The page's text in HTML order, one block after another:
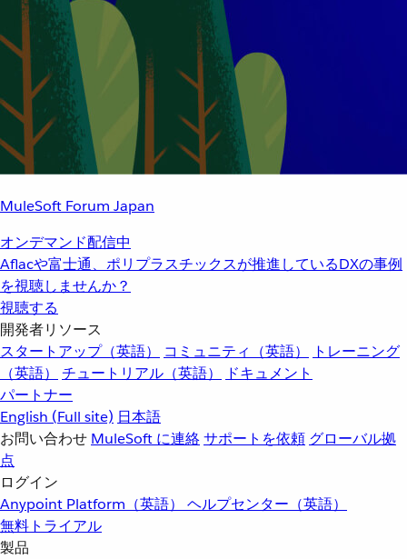
MuleSoft Forum Japan
オンデマンド配信中
Aflacや富士通、ポリプラスチックスが推進しているDXの事例
を視聴しませんか？
視聴する
開発者リソース
スタートアップ（英語）
コミュニティ（英語）
トレーニング
（英語）
チュートリアル（英語）
ドキュメント
パートナー
English (Full site) 日本語
お問い合わせ MuleSoft に連絡サポートを依頼 グローバル拠
点
ログイン
Anypoint Platform（英語） ヘルプセンター（英語）
無料トライアル
製品